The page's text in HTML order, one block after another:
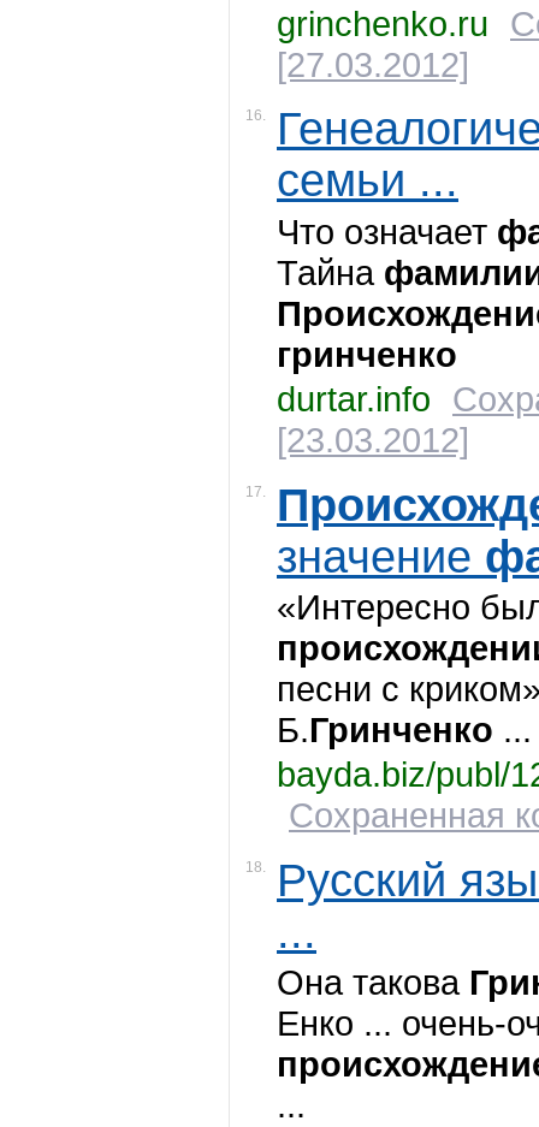
grinchenko.ru
[27.03.2012]
семьи ...
Что означает
Тайна
гринченко
durtar.info
[23.03.2012]
16.
значение
«Интересно
песни с
Б.Гринченко ...
bayda.biz/publ/
Сохраненная
17.
Русский
...
Она такова
Енко ... очень-
...
18.